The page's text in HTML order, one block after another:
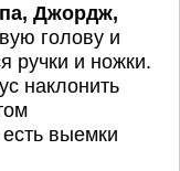
Джордж,
голову и
ручки и ножки.
наклонить
выемки